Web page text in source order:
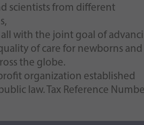
scientists from different
with the joint goal of
of care for newborns and
the globe.
organization established
law. Tax Reference